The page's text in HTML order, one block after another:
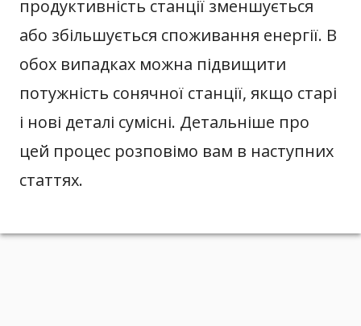
продуктивність станції зменшується
або збільшується споживання енергії. В
обох випадках можна підвищити
потужність сонячної станції, якщо старі
і нові деталі сумісні. Детальніше про
цей процес розповімо вам в наступних
статтях.